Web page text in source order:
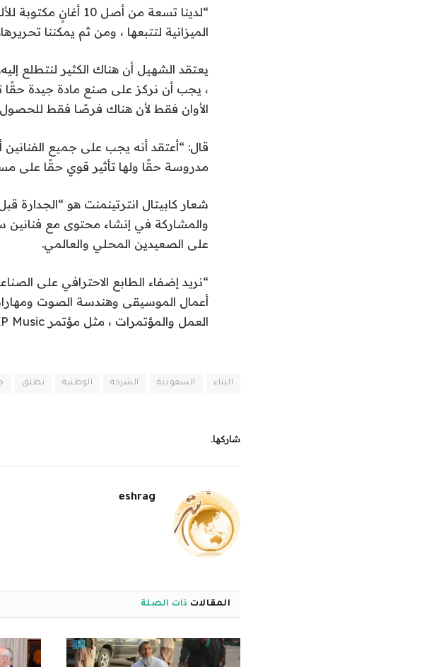
“لدينا تسعة من أصل
الميزانية لتتبعها ، ومن ثم يمكننا تحريرها.
يعتقد الشهيل أن هناك الكثير لنتطلع
، يجب أن نركز على صنع مادة جيدة حقًا
الأوان فقط لأن هناك فرصًا فقط
قال: “أعتقد أنه يجب على جميع
مدروسة حقًا ولها تأثير قوي حقًا على
شعار كابيتال انترتينمنت هو “الجدارة
والمشاركة في إنشاء محتوى مع فنانين
على الصعيدين المحلي والعالمي.
“نريد إضفاء الطابع الاحترافي على
أعمال الموسيقى وهندسة الصوت
العمل والمؤتمرات ، مثل مؤتمر XP Music الذي عقد مؤخراً في الرياض.
البناء السعودية الشركة الوطنية تطلق
شاركها.
eshrag
المقالات ذات الصلة